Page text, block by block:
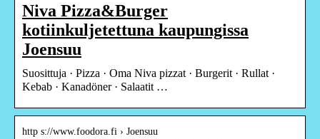
Niva Pizza&Burger
kotiinkuljetettuna kaupungissa
Joensuu
Suosittuja · Pizza · Oma Niva pizzat · Burgerit · Rullat ·
Kebab · Kanadöner · Salaatit …
http s://www.foodora.fi › Joensuu